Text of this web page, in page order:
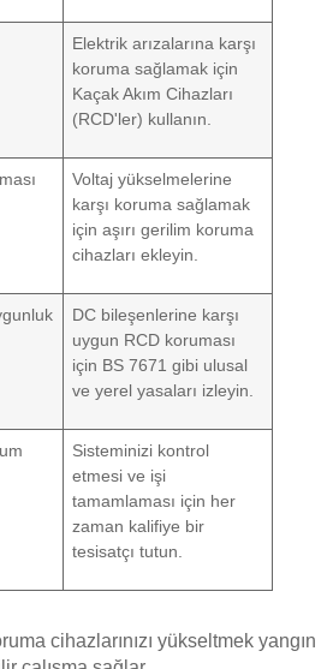
Elektrik arızalarına karşı
koruma sağlamak için
Kaçak Akım Cihazları
(RCD'ler) kullanın.
Voltaj yükselmelerine
karşı koruma sağlamak
için aşırı gerilim koruma
cihazları ekleyin.
DC bileşenlerine karşı
uygun RCD koruması
için BS 7671 gibi ulusal
ve yerel yasaları izleyin.
Sisteminizi kontrol
etmesi ve işi
tamamlaması için her
zaman kalifiye bir
tesisatçı tutun.
cihazlarınızı yükseltmek yangın